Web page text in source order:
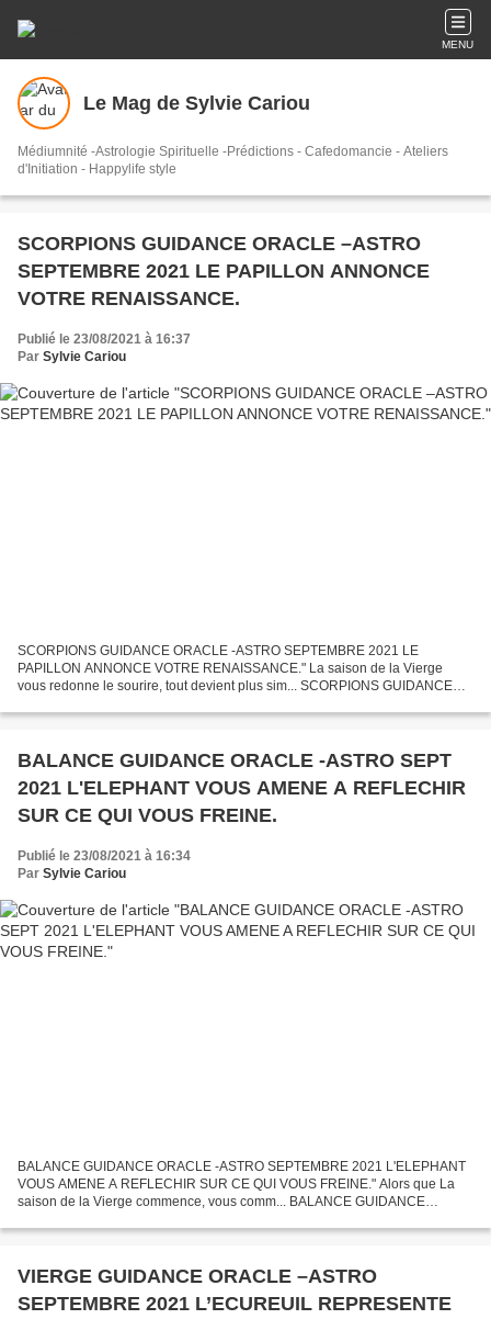
MENU
Le Mag de Sylvie Cariou
Médiumnité -Astrologie Spirituelle -Prédictions - Cafedomancie - Ateliers
d'Initiation - Happylife style
SCORPIONS GUIDANCE ORACLE –ASTRO
SEPTEMBRE 2021 LE PAPILLON ANNONCE
VOTRE RENAISSANCE.
Publié le 23/08/2021 à 16:37
Par Sylvie Cariou
SCORPIONS GUIDANCE ORACLE -ASTRO SEPTEMBRE 2021 LE
PAPILLON ANNONCE VOTRE RENAISSANCE." La saison de la Vierge
vous redonne le sourire, tout devient plus sim... SCORPIONS GUIDANCE
RENAISSANCE. « La...
BALANCE GUIDANCE ORACLE -ASTRO SEPT
2021 L'ELEPHANT VOUS AMENE A REFLECHIR
SUR CE QUI VOUS FREINE.
Publié le 23/08/2021 à 16:34
Par Sylvie Cariou
BALANCE GUIDANCE ORACLE -ASTRO SEPTEMBRE 2021 L'ELEPHANT
VOUS AMENE A REFLECHIR SUR CE QUI VOUS FREINE." Alors que La
saison de la Vierge commence, vous comm... BALANCE GUIDANCE
REFLECHIR SUR CE QUI...
VIERGE GUIDANCE ORACLE –ASTRO
SEPTEMBRE 2021 L’ECUREUIL REPRESENTE